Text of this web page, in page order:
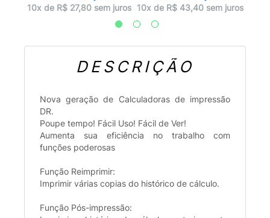
10x de R$ 27,80 sem juros 10x de R$ 43,40 sem juros
DESCRIÇÃO
Nova geração de Calculadoras de impressão
DR.
Poupe tempo! Fácil Uso! Fácil de Ver!
Aumenta sua eficiência no trabalho com
funções poderosas
Função Reimprimir:
Imprimir várias copias do histórico de cálculo.
Função Pós-impressão: